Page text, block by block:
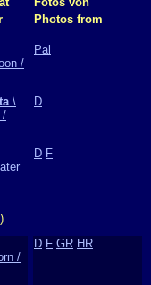
Photos from
/
Pal
\
/
D
D F
/
D F GR HR